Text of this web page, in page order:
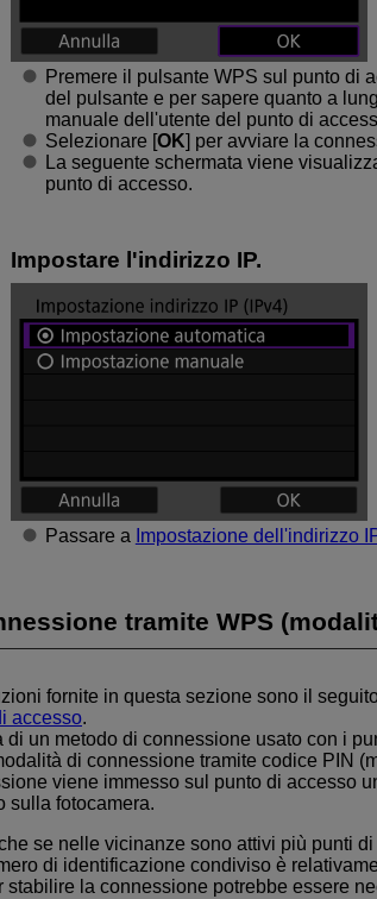
Premere il pulsante WPS sul punto di
del pulsante e per sapere quanto a
manuale dell'utente del punto di
Selezionare [OK] per avviare la
La seguente schermata viene
punto di accesso.
Impostare l'indirizzo IP.
Passare a Impostazione dell'indirizzo
tramite WPS
fornite in questa sezione sono il
accesso.
di un metodo di connessione usato con i
di connessione tramite codice PIN
viene immesso sul punto di accesso
sulla fotocamera.
se nelle vicinanze sono attivi più punti
di identificazione condiviso è
stabilire la connessione potrebbe essere